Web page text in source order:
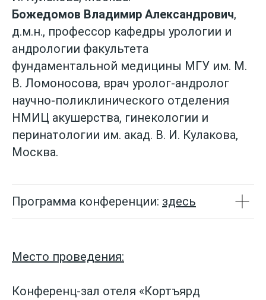
Божедомов Владимир Александрович,
д.м.н., профессор кафедры урологии и
андрологии факультета
фундаментальной медицины МГУ им. М.
В. Ломоносова, врач уролог-андролог
научно-поликлинического отделения
НМИЦ акушерства, гинекологии и
перинатологии им. акад. В. И. Кулакова,
Москва.
Программа конференции: здесь
Место проведения:
Конференц-зал отеля «Кортъярд